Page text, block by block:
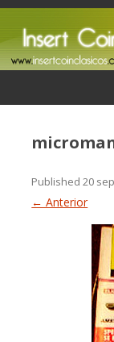
Published20
← Anterior